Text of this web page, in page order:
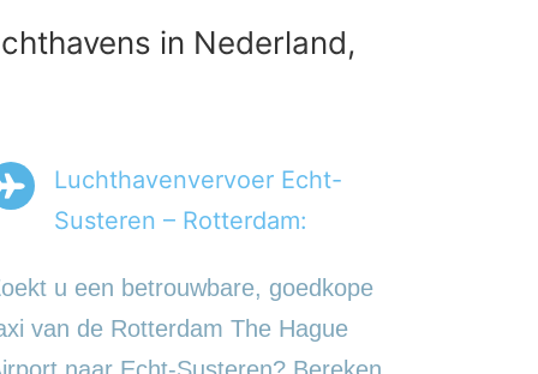
in Nederland,
Luchthavenvervoer Echt-
Susteren – Rotterdam:
u een betrouwbare, goedkope
van de Rotterdam The Hague